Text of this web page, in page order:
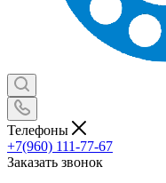
Телефоны
+7(960) 111-77-67
Заказать звонок